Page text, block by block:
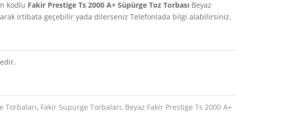
kodlu Fakir Prestige Ts 2000 A+ Süpürge Toz Torbası Beyaz
irtibata geçebilir yada dilerseniz Telefonlada bilgi alabilirsiniz.
Torbaları, Fakir Süpürge Torbaları, Beyaz Fakir Prestige Ts 2000 A+